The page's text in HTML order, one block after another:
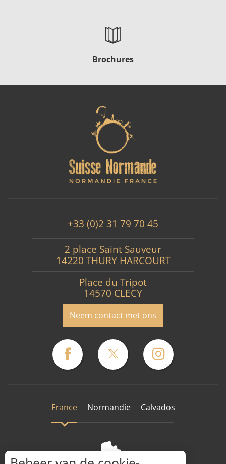
Brochures
+33 (0)2 31 79 70 45
2 place Saint Sauveur
14220 THURY HARCOURT
Place du Tripot
14570 CLECY
Neem contact met ons
France Normandie Calvados